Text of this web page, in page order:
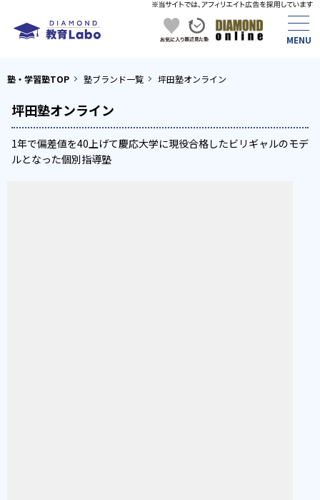
塾・学習塾TOP 塾ブランド一覧 坪田塾オンライン
坪田塾オンライン
1年で偏差値を40上げて慶応大学に現役合格したビリギャルのモデ
ルとなった個別指導塾